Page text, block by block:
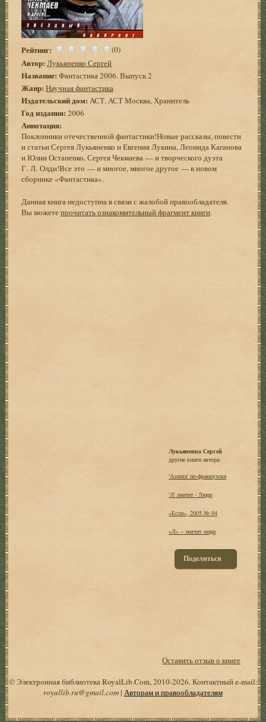
Рейтинг: (0)
Автор: Лукьяненко Сергей
Название: Фантастика 2006. Выпуск 2
Жанр: Научная фантастика
Издательский дом: АСТ, АСТ Москва, Хранитель
Год издания: 2006
Аннотация:
Поклонники отечественной фантастики!Новые рассказы, повести
и статьи Сергея Лукьяненко и Евгения Лукина, Леонида Каганова
и Юлии Остапенко, Сергея Чекмаева — и творческого дуэта
Г. Л. Олди!Все это — и многое, многое другое — в новом
сборнике «Фантастика».
Данная книга недоступна в связи с жалобой правообладателя.
Вы можетепрочитать ознакомительный фрагмент книги.
Лукьяненко Сергей
другие книги автора:
'Аэлита' по-французски
'Л' значит - Люди
«Если», 2005 № 04
«Л» – значит люди
Поделиться
Оставить отзыв о книге
© Электронная библиотека RoyalLib.Com, 2010-2026. Контактный e-mail:
royallib.ru@gmail.com| Авторам и правообладателям